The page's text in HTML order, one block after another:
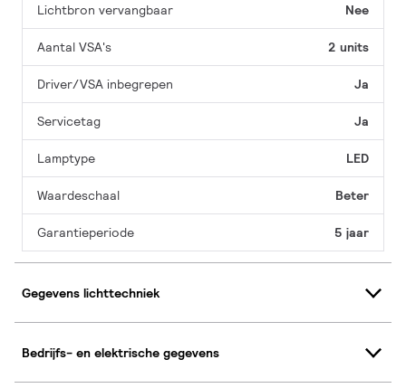
Lichtbron vervangbaar Nee
Aantal VSA's 2 units
Driver/VSA inbegrepen Ja
Servicetag Ja
Lamptype LED
Waardeschaal Beter
Garantieperiode 5 jaar
Gegevens lichttechniek
Bedrijfs- en elektrische gegevens